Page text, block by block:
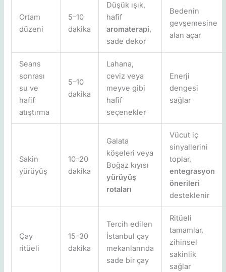
Ortam
düzeni
5–10
dakika
Düşük ışık,
hafif
aromaterapi,
sade dekor
Bedenin
gevşemesine
alan açar
Seans
sonrası
su ve
hafif
atıştırma
5–10
dakika
Lahana,
ceviz veya
meyve gibi
hafif
seçenekler
Enerji
dengesi
sağlar
Sakin
yürüyüş
10–20
dakika
Galata
köşeleri veya
Boğaz kıyısı
yürüyüş
rotaları
Vücut iç
sinyallerini
toplar,
entegrasyon
önerileri
desteklenir
Çay
ritüeli
15–30
dakika
Tercih edilen
İstanbul çay
mekanlarında
sade bir çay
Ritüeli
tamamlar,
zihinsel
sakinlik
sağlar